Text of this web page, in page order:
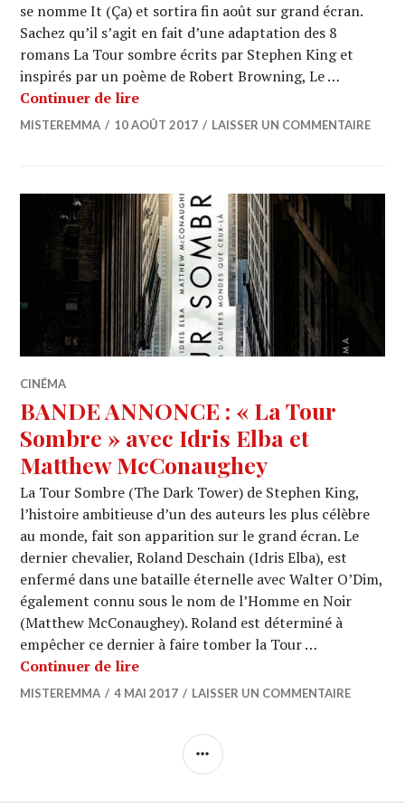
se nomme It (Ça) et sortira fin août sur grand écran.
Sachez qu’il s’agit en fait d’une adaptation des 8
romans La Tour sombre écrits par Stephen King et
inspirés par un poème de Robert Browning, Le …
Continuer de lireCINEMA : The Dark Tower (La Tour
MISTEREMMA 10 AOÛT 2017 LAISSER UN COMMENTAIRE
CINÉMA
BANDE ANNONCE : « La Tour
Sombre » avec Idris Elba et
Matthew McConaughey
La Tour Sombre (The Dark Tower) de Stephen King,
l’histoire ambitieuse d’un des auteurs les plus célèbre
au monde, fait son apparition sur le grand écran. Le
dernier chevalier, Roland Deschain (Idris Elba), est
enfermé dans une bataille éternelle avec Walter O’Dim,
également connu sous le nom de l’Homme en Noir
(Matthew McConaughey). Roland est déterminé à
empêcher ce dernier à faire tomber la Tour …
Continuer de lireBANDE ANNONCE : « La Tour
MISTEREMMA 4 MAI 2017 LAISSER UN COMMENTAIRE
COLONNE